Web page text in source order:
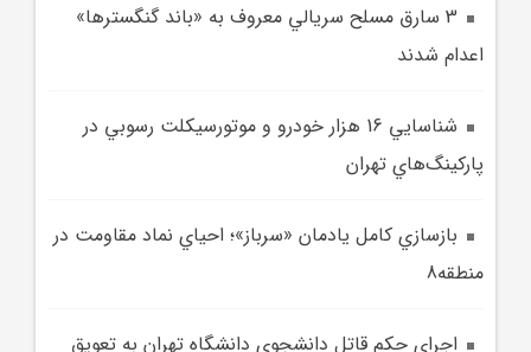
3 سارق مسلح سريالي معروف به «باند گنگسترها»
اعدام شدند
شناسايي 16 هزار خودرو و موتورسيکلت رسوبي در
پارکينگ‌هاي تهران
بازسازي کامل يادمان «سرباز»؛ احياي نماد مقاومت در
منطقه8
اجراي حکم قاتل دانشجوي دانشگاه تهران به تعويق